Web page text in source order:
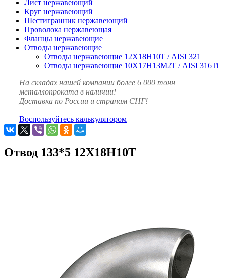
Лист нержавеющий
Круг нержавеющий
Шестигранник нержавеющий
Проволока нержавеющая
Фланцы нержавеющие
Отводы нержавеющие
Отводы нержавеющие 12Х18Н10Т / AISI 321
Отводы нержавеющие 10Х17Н13М2Т / AISI 316Ti
На складах нашей компании более 6 000 тонн
металлопроката в наличии!
Доставка по России и странам СНГ!
Воспользуйтесь калькулятором
Отвод 133*5 12Х18Н10Т